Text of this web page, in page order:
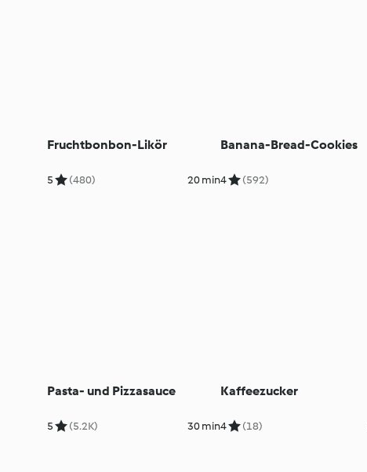
Fruchtbonbon-Likör
5 (480) 20 min
Banana-Bread-Cookies
4 (592)
Pasta- und Pizzasauce
5 (5.2K) 30 min
Kaffeezucker
4 (18)